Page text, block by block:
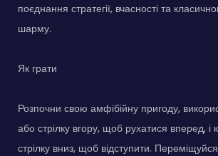
поєднання стратегії, вчасності та
шарму.
Як грати
Розпочни свою амфібійну пригоду,
або стрілку вгору, щоб рухатися вперед, і
стрілку вниз, щоб відступити.